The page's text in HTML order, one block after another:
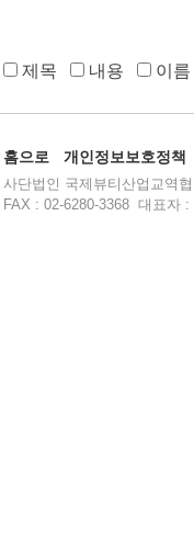
제목 내용 이
홈으로 개인정보보호정책
사단법인 국제뷰티산업교역
FAX : 02-6280-3368 대표자